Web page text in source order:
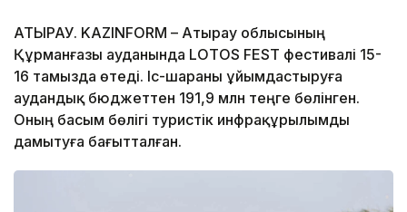
АТЫРАУ. KAZINFORM – Атырау облысының
Құрманғазы ауданында LOTOS FEST фестивалі 15-
16 тамызда өтеді. Іс-шараны ұйымдастыруға
аудандық бюджеттен 191,9 млн теңге бөлінген.
Оның басым бөлігі туристік инфрақұрылымды
дамытуға бағытталған.